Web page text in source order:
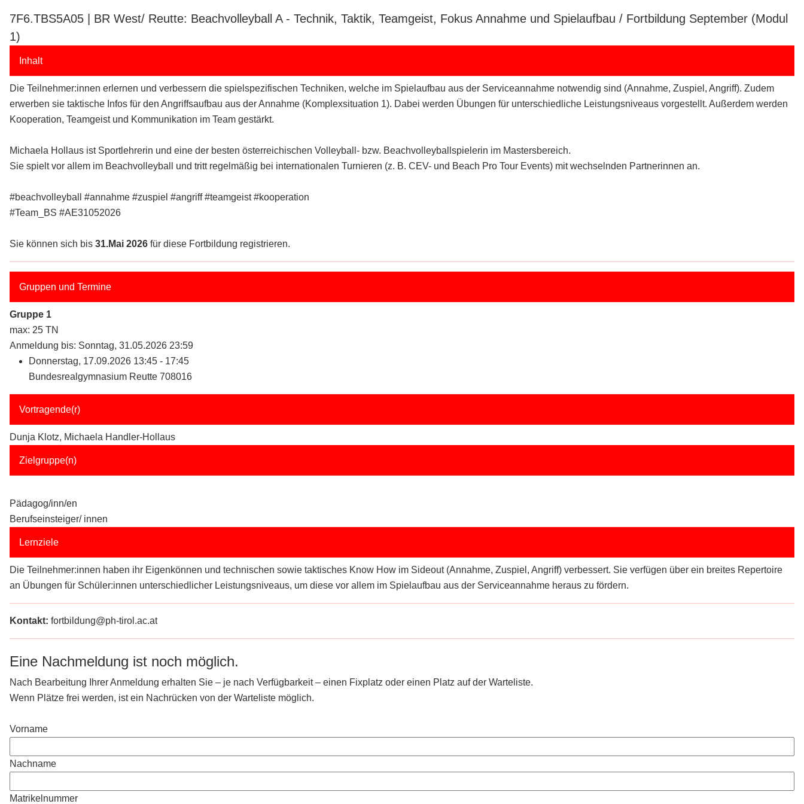
7F6.TBS5A05 | BR West/ Reutte: Beachvolleyball A - Technik, Taktik, Teamgeist, Fokus Annahme und Spielaufbau / Fortbildung September (Modul
1)
Inhalt
Die Teilnehmer:innen erlernen und verbessern die spielspezifischen Techniken, welche im Spielaufbau aus der Serviceannahme notwendig sind (Annahme, Zuspiel, Angriff). Zudem
erwerben sie taktische Infos für den Angriffsaufbau aus der Annahme (Komplexsituation 1). Dabei werden Übungen für unterschiedliche Leistungsniveaus vorgestellt. Außerdem werden
Kooperation, Teamgeist und Kommunikation im Team gestärkt.
Michaela Hollaus ist Sportlehrerin und eine der besten österreichischen Volleyball- bzw. Beachvolleyballspielerin im Mastersbereich.
Sie spielt vor allem im Beachvolleyball und tritt regelmäßig bei internationalen Turnieren (z. B. CEV- und Beach Pro Tour Events) mit wechselnden Partnerinnen an.
#beachvolleyball #annahme #zuspiel #angriff #teamgeist #kooperation
#Team_BS #AE31052026
Sie können sich bis 31.Mai 2026 für diese Fortbildung registrieren.
Gruppen und Termine
Gruppe 1
max: 25 TN
Anmeldung bis: Sonntag, 31.05.2026 23:59
Donnerstag, 17.09.2026 13:45 - 17:45
Bundesrealgymnasium Reutte 708016
Vortragende(r)
Dunja Klotz, Michaela Handler-Hollaus
Zielgruppe(n)
Pädagog/inn/en
Berufseinsteiger/ innen
Lernziele
Die Teilnehmer:innen haben ihr Eigenkönnen und technischen sowie taktisches Know How im Sideout (Annahme, Zuspiel, Angriff) verbessert. Sie verfügen über ein breites Repertoire
an Übungen für Schüler:innen unterschiedlicher Leistungsniveaus, um diese vor allem im Spielaufbau aus der Serviceannahme heraus zu fördern.
Kontakt: fortbildung@ph-tirol.ac.at
Eine Nachmeldung ist noch möglich.
Nach Bearbeitung Ihrer Anmeldung erhalten Sie – je nach Verfügbarkeit – einen Fixplatz oder einen Platz auf der Warteliste.
Wenn Plätze frei werden, ist ein Nachrücken von der Warteliste möglich.
Vorname
Nachname
Matrikelnummer